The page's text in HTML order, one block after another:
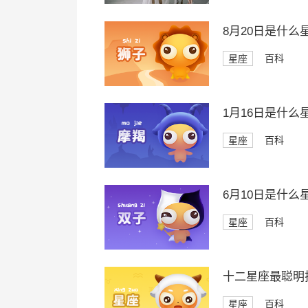
8月20日是什么
星座 百科
1月16日是什么
星座 百科
6月10日是什么
星座 百科
十二星座最聪明
星座 百科